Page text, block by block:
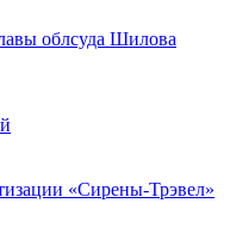
облсуда Шилова
«Сирены-Трэвел»